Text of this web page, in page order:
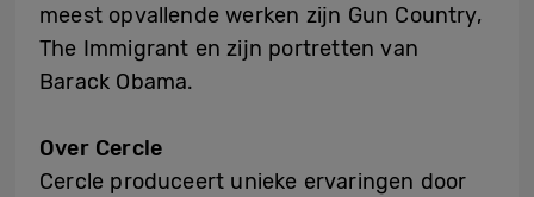
meest opvallende werken zijn Gun Country,
The Immigrant en zijn portretten van
Barack Obama.
Over Cercle
Cercle produceert unieke ervaringen door